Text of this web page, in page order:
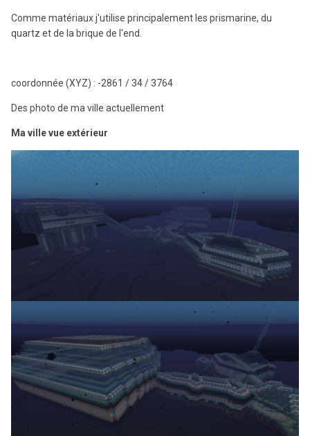
Comme matériaux j'utilise principalement les prismarine, du
quartz et de la brique de l'end.
coordonnée (XYZ) : -2861 / 34 / 3764
Des photo de ma ville actuellement
Ma ville vue extérieur